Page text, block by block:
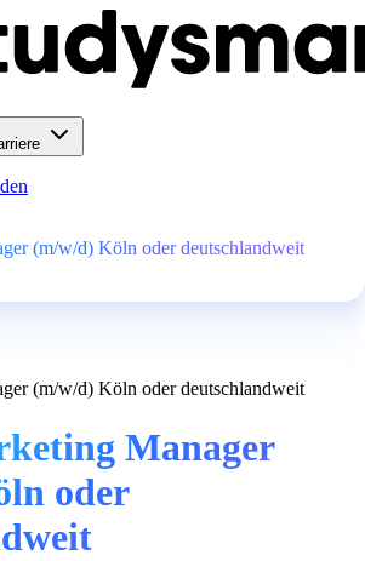
(m/w/d) Köln oder deutschlandweit
(m/w/d) Köln oder deutschlandweit
Manager
oder